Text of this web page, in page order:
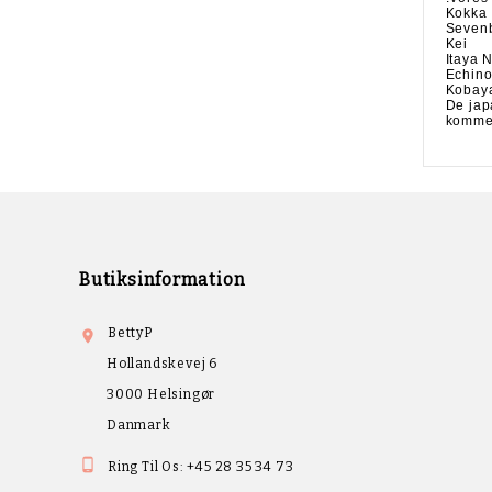
Kokka
Kei
Itaya
Echino
De
Butiksinformation

BettyP
Hollandskevej 6
3000 Helsingør
Danmark
 Ring Til Os:+45 28 35 34 73